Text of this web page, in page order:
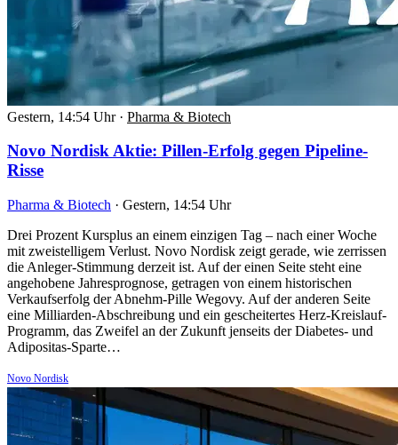
Gestern, 14:54 Uhr · Pharma & Biotech
Novo Nordisk Aktie: Pillen-Erfolg gegen Pipeline-
Risse
Pharma & Biotech · Gestern, 14:54 Uhr
Drei Prozent Kursplus an einem einzigen Tag – nach einer Woche
mit zweistelligem Verlust. Novo Nordisk zeigt gerade, wie zerrissen
die Anleger-Stimmung derzeit ist. Auf der einen Seite steht eine
angehobene Jahresprognose, getragen von einem historischen
Verkaufserfolg der Abnehm-Pille Wegovy. Auf der anderen Seite
eine Milliarden-Abschreibung und ein gescheitertes Herz-Kreislauf-
Programm, das Zweifel an der Zukunft jenseits der Diabetes- und
Adipositas-Sparte…
Novo Nordisk